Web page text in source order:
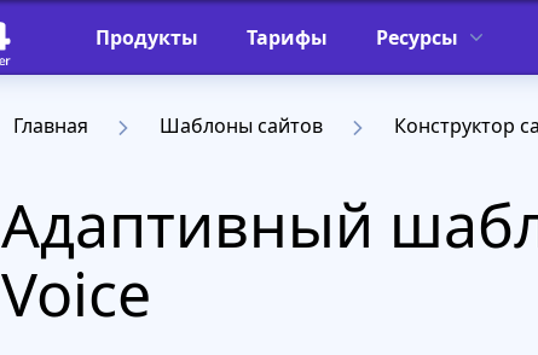
Продукты Тарифы Ресурсы
Главная Шаблоны сайтов Конструктор
Адаптивный
Voice